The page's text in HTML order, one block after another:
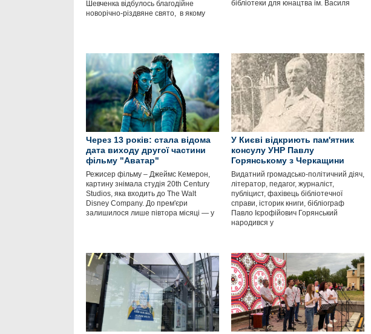
Шевченка відбулось благодійне
новорічно-різдвяне свято, в якому
бібліотеки для юнацтва ім. Василя
Через 13 років: стала відома
дата виходу другої частини
фільму "Аватар"
Режисер фільму – Джеймс Кемерон,
картину знімала студія 20th Century
Studios, яка входить до The Walt
Disney Company. До прем'єри
залишилося лише півтора місяці — у
У Києві відкриють пам'ятник
консулу УНР Павлу
Горянському з Черкащини
Видатний громадсько-політичний діяч,
літератор, педагог, журналіст,
публіцист, фахівець бібліотечної
справи, історик книги, бібліограф
Павло Ієрофійович Горянський
народився у